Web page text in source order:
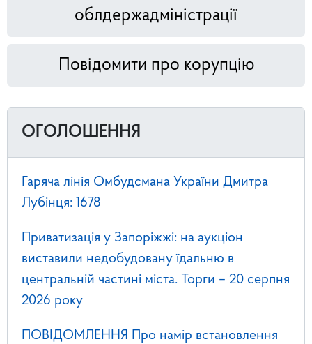
облдержадміністрації
Повідомити про корупцію
ОГОЛОШЕННЯ
Гаряча лінія Омбудсмана України Дмитра
Лубінця: 1678
Приватизація у Запоріжжі: на аукціон
виставили недобудовану їдальню в
центральній частині міста. Торги – 20 серпня
2026 року
ПОВІДОМЛЕННЯ Про намір встановлення